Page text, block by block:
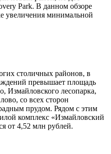
Park. В данном обзоре
увеличения минимальной
столичных районов, в
превышает площадь
Измайловского лесопарка,
со всех сторон
прудом. Рядом с этим
комплекс «Измайловский
от 4,52 млн рублей.